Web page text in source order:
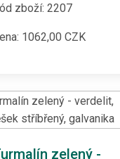
zboží: 2207
1062,00 CZK
zelený -